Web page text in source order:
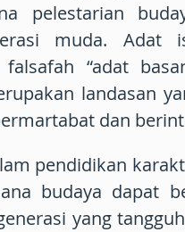
pelestarian
muda. Adat
falsafah “adat
landasan
dan
pendidikan
budaya dapat
yang